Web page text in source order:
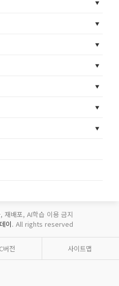
재배포, AI학습 이용 금지
이. All rights reserved
버전 사이트맵